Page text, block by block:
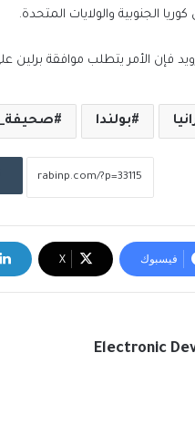
الجنوبية والولايات المتحدة.
فإن الأمر يتطلب موافقة
بولندا
فيسبوك ‫X
Electronic